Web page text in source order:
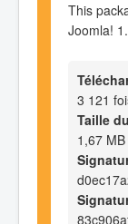
This
Joomla!
3 121
Taille
1,67 MB